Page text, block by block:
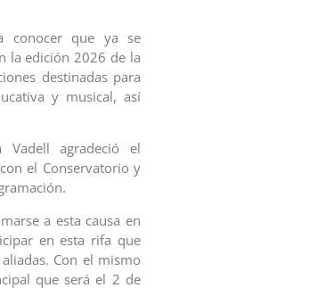
conocer que ya se
la edición 2026 de la
destinadas para
y musical, así
agradeció el
el Conservatorio y
a esta causa en
en esta rifa que
Con el mismo
que será el 2 de